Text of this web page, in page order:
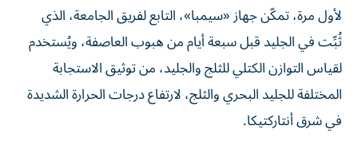
لأول مرة، تمكّن جهاز «سيمبا»، التابع لفريق الجامعة، الذي
ثُبِّت في الجليد قبل سبعة أيام من هبوب العاصفة، ويُستخدم
لقياس التوازن الكتلي للثلج والجليد، من توثيق الاستجابة
المختلفة للجليد البحري والثلج، لارتفاع درجات الحرارة الشديدة
في شرق أنتاركتيكا.